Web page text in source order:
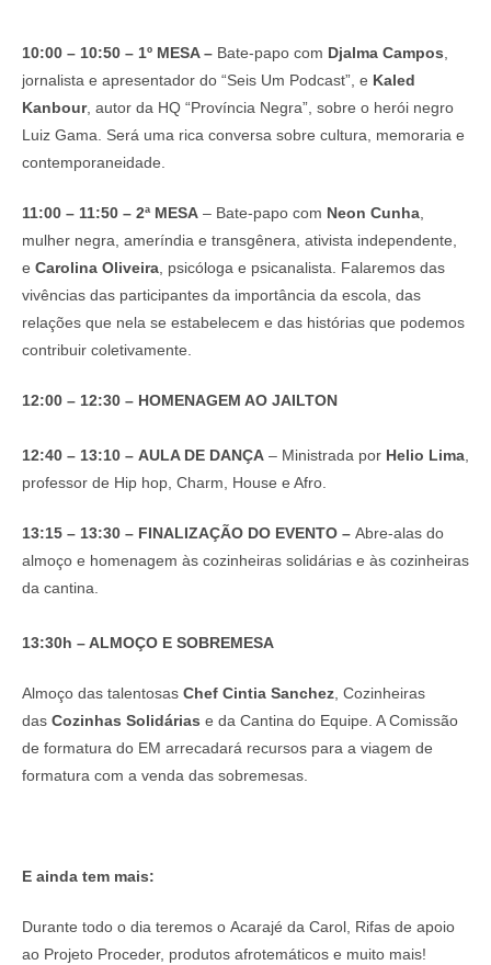
10:00 – 10:50 – 1º MESA – Bate-papo com Djalma Campos,
jornalista e apresentador do “Seis Um Podcast”, e Kaled
Kanbour, autor da HQ “Província Negra”, sobre o herói negro
Luiz Gama. Será uma rica conversa sobre cultura, memoraria e
contemporaneidade.
11:00 – 11:50 – 2ª MESA – Bate-papo com Neon Cunha,
mulher negra, ameríndia e transgênera, ativista independente,
e Carolina Oliveira, psicóloga e psicanalista. Falaremos das
vivências das participantes da importância da escola, das
relações que nela se estabelecem e das histórias que podemos
contribuir coletivamente.
12:00 – 12:30 – HOMENAGEM AO JAILTON
12:40 – 13:10 – AULA DE DANÇA – Ministrada por Helio Lima,
professor de Hip hop, Charm, House e Afro.
13:15 – 13:30 – FINALIZAÇÃO DO EVENTO – Abre-alas do
almoço e homenagem às cozinheiras solidárias e às cozinheiras
da cantina.
13:30h – ALMOÇO E SOBREMESA
Almoço das talentosas Chef Cintia Sanchez, Cozinheiras
das Cozinhas Solidárias e da Cantina do Equipe. A Comissão
de formatura do EM arrecadará recursos para a viagem de
formatura com a venda das sobremesas.
E ainda tem mais:
Durante todo o dia teremos o Acarajé da Carol, Rifas de apoio
ao Projeto Proceder, produtos afrotemáticos e muito mais!